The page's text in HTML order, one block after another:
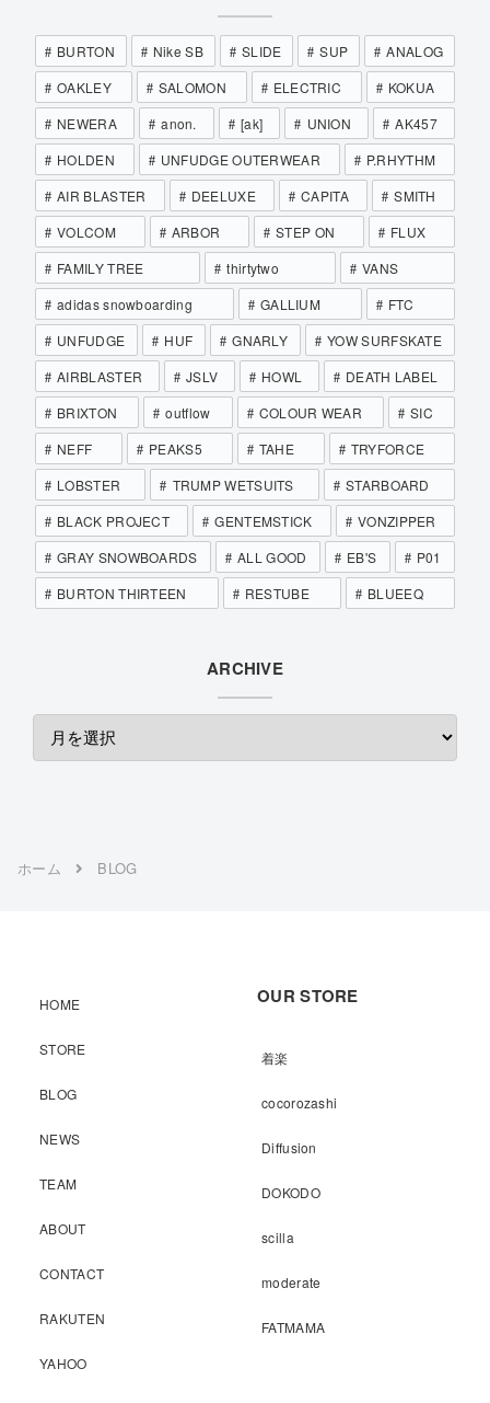
BURTON Nike SB SLIDE SUP
ANALOG
OAKLEY
SALOMON ELECTRIC
KOKUA
NEWERA
anon. [ak] UNION
AK457
HOLDEN
UNFUDGE OUTERWEAR
P.RHYTHM
AIR BLASTER
DEELUXE CAPITA
SMITH
VOLCOM
ARBOR STEP ON
FLUX
FAMILY TREE
thirtytwo
VANS
adidas snowboarding
GALLIUM
FTC
UNFUDGE
HUF GNARLY
YOW SURFSKATE
AIRBLASTER
JSLV HOWL
DEATH LABEL
BRIXTON
outflow COLOUR WEAR
SIC
NEFF
PEAKS5 TAHE
TRYFORCE
LOBSTER
TRUMP WETSUITS
STARBOARD
BLACK PROJECT
GENTEMSTICK
VONZIPPER
GRAY SNOWBOARDS
ALL GOOD EB'S
P01
BURTON THIRTEEN
RESTUBE BLUEEQ
ARCHIVE
ホーム BLOG
HOME
STORE
BLOG
NEWS
TEAM
ABOUT
CONTACT
RAKUTEN
YAHOO
OUR STORE
着楽
cocorozashi
Diffusion
DOKODO
scilla
moderate
FATMAMA